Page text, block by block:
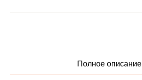
Полное описание